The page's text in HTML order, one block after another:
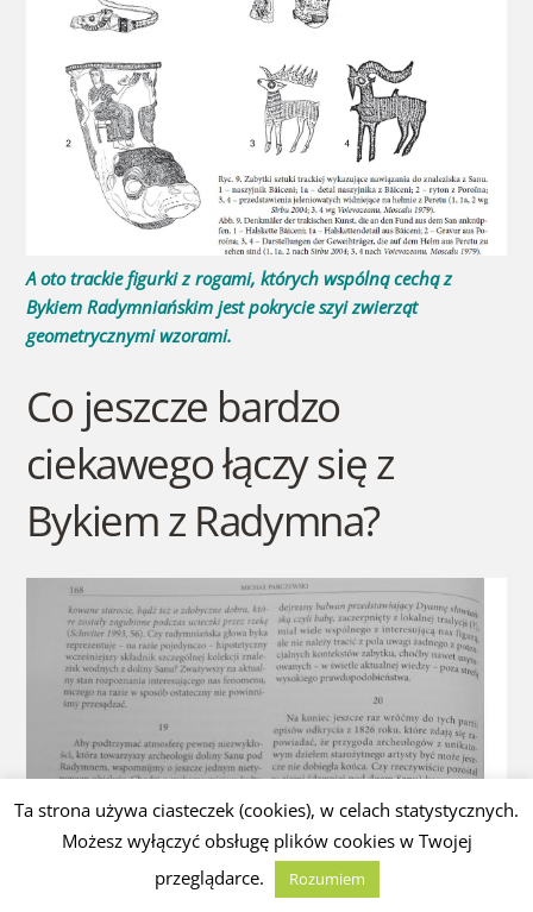
A oto trackie figurki z rogami, których wspólną cechą z
Bykiem Radymniańskim jest pokrycie szyi zwierząt
geometrycznymi wzorami.
Co jeszcze bardzo
ciekawego łączy się z
Bykiem z Radymna?
Ta strona używa ciasteczek (cookies), w celach statystycznych.
Możesz wyłączyć obsługę plików cookies w Twojej
przeglądarce.
Rozumiem